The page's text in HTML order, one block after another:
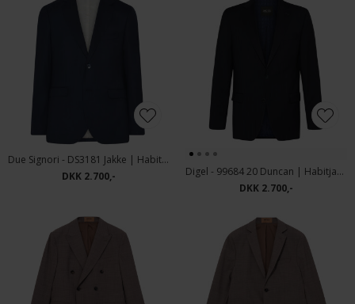
Due Signori - DS3181 Jakke | Habitjakke Navy
DKK 2.700,-
Digel - 99684 20 Duncan | Habitjakke Navy Stripe
DKK 2.700,-